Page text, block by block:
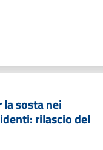
sosta nei
rilascio del